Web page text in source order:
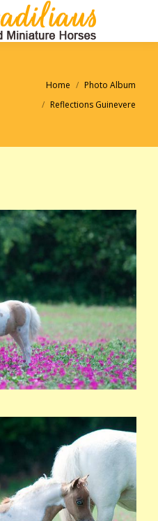
Je bent hier:Home
Photo Album
Reflections Guinevere